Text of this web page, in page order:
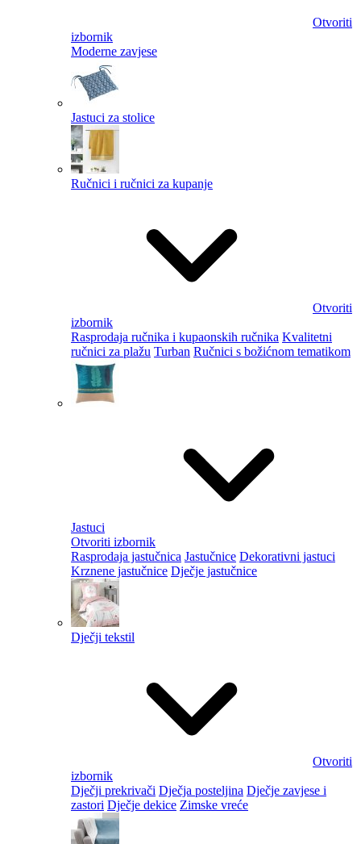
Otvoriti
izbornik
Moderne zavjese
Jastuci za stolice
Ručnici i ručnici za kupanje
Otvoriti
izbornik
Rasprodaja ručnika i kupaonskih ručnika Kvalitetni
ručnici za plažu Turban Ručnici s božićnom tematikom
Jastuci
Otvoriti izbornik
Rasprodaja jastučnica Jastučnice Dekorativni jastuci
Krznene jastučnice Dječje jastučnice
Dječji tekstil
Otvoriti
izbornik
Dječji prekrivači Dječja posteljina Dječje zavjese i
zastori Dječje dekice Zimske vreće